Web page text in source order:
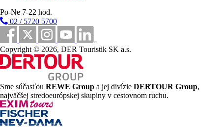
Fotogaléria
Po-Ne 7-22 hod.
02 / 5720 5700
Copyright © 2026, DER Touristik SK a.s.
Sme súčasťou REWE Group a jej divízie DERTOUR Group,
najväčšej stredoeurópskej skupiny v cestovnom ruchu.